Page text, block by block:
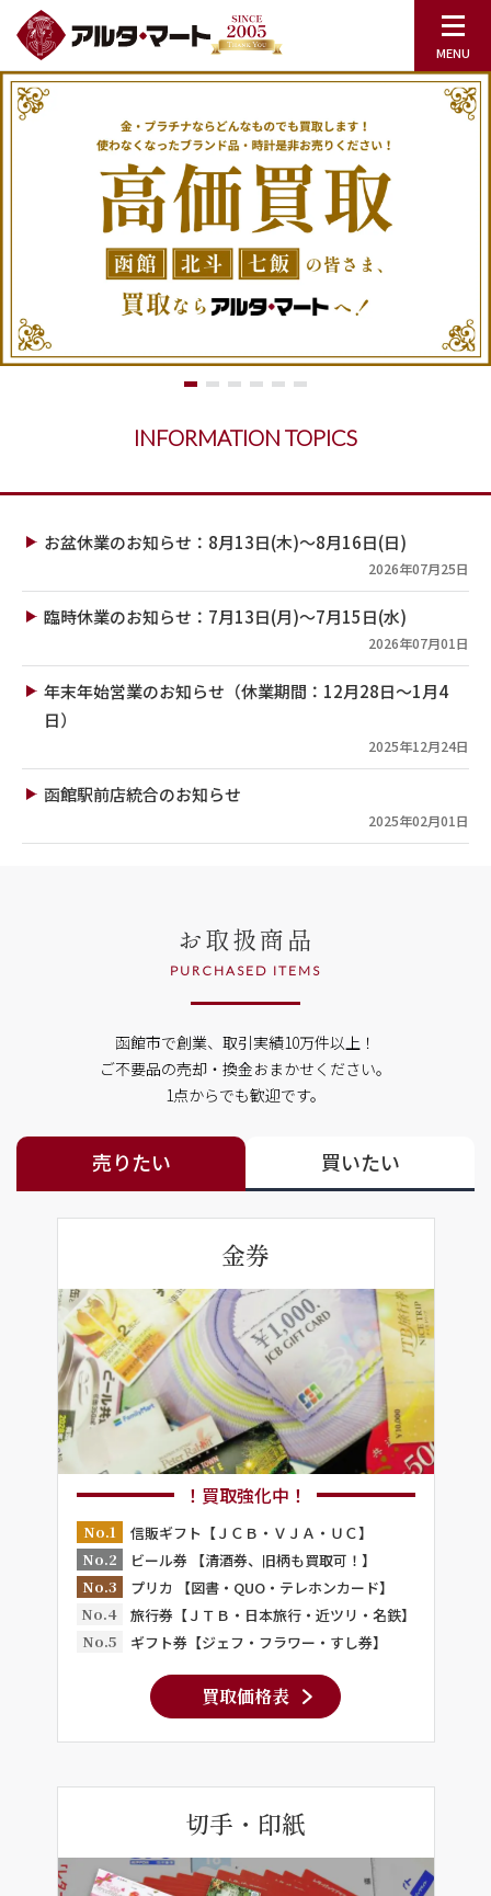
INFORMATION TOPICS
お盆休業のお知らせ：8月13日(木)～8月16日(日)
2026年07月25日
臨時休業のお知らせ：7月13日(月)～7月15日(水)
2026年07月01日
年末年始営業のお知らせ（休業期間：12月28日～1月4
日）
2025年12月24日
函館駅前店統合のお知らせ
2025年02月01日
お取扱商品
PURCHASED ITEMS
函館市で創業、取引実績10万件以上！
ご不要品の売却・換金おまかせください。
1点からでも歓迎です。
売りたい 買いたい
金券
！買取強化中！
No.1
信販ギフト【ＪＣＢ・ＶＪＡ・ＵＣ】
No.2
ビール券 【清酒券、旧柄も買取可！】
No.3
プリカ 【図書・QUO・テレホンカード】
No.4
旅行券【ＪＴＢ・日本旅行・近ツリ・名鉄】
No.5
ギフト券【ジェフ・フラワー・すし券】
買取価格表
切手・印紙